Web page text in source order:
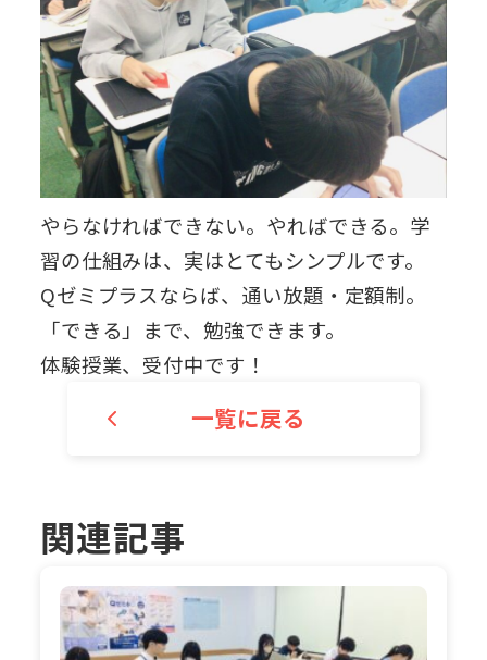
やらなければできない。やればできる。学
習の仕組みは、実はとてもシンプルです。
Qゼミプラスならば、通い放題・定額制。
「できる」まで、勉強できます。
体験授業、受付中です！
一覧に戻る
関連記事